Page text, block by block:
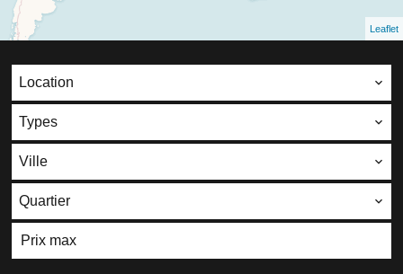
Leaflet
Location
Types
Ville
Quartier